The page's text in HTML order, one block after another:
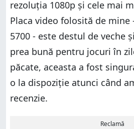
rezoluția 1080p și cele mai
Placa video folosită de mine
5700 - este destul de veche
prea bună pentru jocuri în
păcate, aceasta a fost
o la dispoziție atunci când
recenzie.
Reclamă